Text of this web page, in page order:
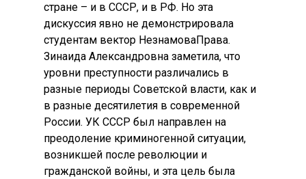
стране – и в СССР, и в РФ. Но эта
дискуссия явно не демонстрировала
студентам вектор НезнамоваПрава.
Зинаида Александровна заметила, что
уровни преступности различались в
разные периоды Советской власти, как и
в разные десятилетия в современной
России. УК СССР был направлен на
преодоление криминогенной ситуации,
возникшей после революции и
гражданской войны, и эта цель была